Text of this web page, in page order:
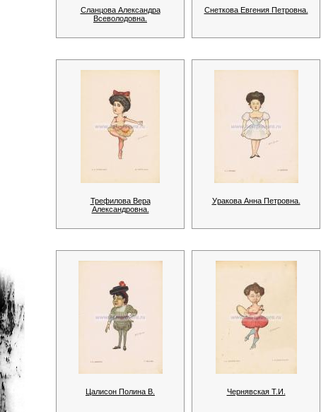
Сланцова Александра
Всеволодовна.
Снеткова Евгения Петровна.
Трефилова Вера
Александровна.
Уракова Анна Петровна.
Цалисон Полина В. Чернявская Т.И.